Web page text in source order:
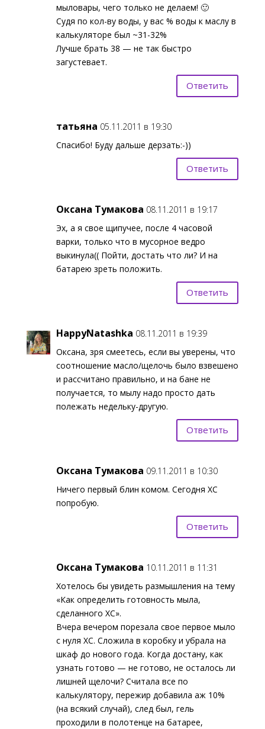
мыловары, чего только не делаем! 🙂
Судя по кол-ву воды, у вас % воды к маслу в
калькуляторе был ~31-32%
Лучше брать 38 — не так быстро
загустевает.
Ответить
татьяна 05.11.2011 в 19:30
Спасибо! Буду дальше дерзать:-))
Ответить
Оксана Тумакова 08.11.2011 в 19:17
Эх, а я свое щипучее, после 4 часовой
варки, только что в мусорное ведро
выкинула(( Пойти, достать что ли? И на
батарею зреть положить.
Ответить
HappyNatashka 08.11.2011 в 19:39
Оксана, зря смеетесь, если вы уверены, что
соотношение масло/щелочь было взвешено
и рассчитано правильно, и на бане не
получается, то мылу надо просто дать
полежать недельку-другую.
Ответить
Оксана Тумакова 09.11.2011 в 10:30
Ничего первый блин комом. Сегодня ХС
попробую.
Ответить
Оксана Тумакова 10.11.2011 в 11:31
Хотелось бы увидеть размышления на тему
«Как определить готовность мыла,
сделанного ХС».
Вчера вечером порезала свое первое мыло
с нуля ХС. Сложила в коробку и убрала на
шкаф до нового года. Когда достану, как
узнать готово — не готово, не осталось ли
лишней щелочи? Считала все по
калькулятору, пережир добавила аж 10%
(на всякий случай), след был, гель
проходили в полотенце на батарее,